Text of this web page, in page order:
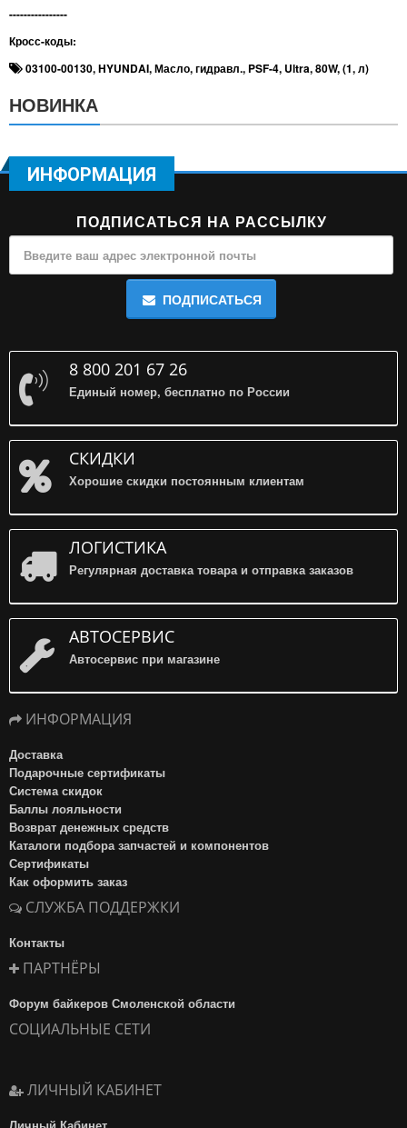
----------------
Кросс-коды:
03100-00130,HYUNDAI,Масло,гидравл., PSF-4, Ultra,80W,(1,л)
НОВИНКА
ИНФОРМАЦИЯ
ПОДПИСАТЬСЯ НА РАССЫЛКУ
ПОДПИСАТЬСЯ
8 800 201 67 26
Единый номер, бесплатно по России
СКИДКИ
Хорошие скидки постоянным клиентам
ЛОГИСТИКА
Регулярная доставка товара и отправка заказов
АВТОСЕРВИС
Автосервис при магазине
ИНФОРМАЦИЯ
Доставка
Подарочные сертификаты
Система скидок
Баллы лояльности
Возврат денежных средств
Каталоги подбора запчастей и компонентов
Сертификаты
Как оформить заказ
СЛУЖБА ПОДДЕРЖКИ
Контакты
ПАРТНЁРЫ
Форум байкеров Смоленской области
СОЦИАЛЬНЫЕ СЕТИ
ЛИЧНЫЙ КАБИНЕТ
Личный Кабинет